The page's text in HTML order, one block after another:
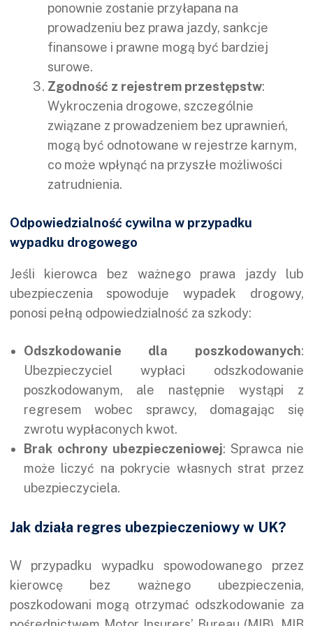
ponownie zostanie przyłapana na
prowadzeniu bez prawa jazdy, sankcje
finansowe i prawne mogą być bardziej
surowe.
Zgodność z rejestrem przestępstw:
Wykroczenia drogowe, szczególnie
związane z prowadzeniem bez uprawnień,
mogą być odnotowane w rejestrze karnym,
co może wpłynąć na przyszłe możliwości
zatrudnienia.
Odpowiedzialność cywilna w przypadku
wypadku drogowego
Jeśli kierowca bez ważnego prawa jazdy lub
ubezpieczenia spowoduje wypadek drogowy,
ponosi pełną odpowiedzialność za szkody:
Odszkodowanie dla poszkodowanych:
Ubezpieczyciel wypłaci odszkodowanie
poszkodowanym, ale następnie wystąpi z
regresem wobec sprawcy, domagając się
zwrotu wypłaconych kwot.
Brak ochrony ubezpieczeniowej: Sprawca nie
może liczyć na pokrycie własnych strat przez
ubezpieczyciela.
Jak działa regres ubezpieczeniowy w UK?
W przypadku wypadku spowodowanego przez
kierowcę bez ważnego ubezpieczenia,
poszkodowani mogą otrzymać odszkodowanie za